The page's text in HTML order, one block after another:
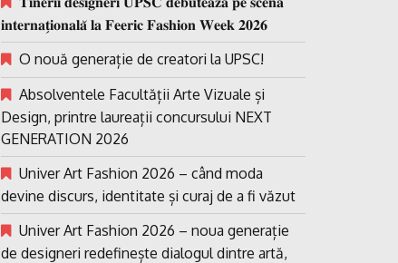
𝐢𝐧𝐭𝐞𝐫𝐧𝐚𝐭̗𝐢𝐨𝐧𝐚𝐥𝐚̆ 𝐥𝐚 𝐅𝐞𝐞𝐫𝐢𝐜 𝐅𝐚𝐬𝐡𝐢𝐨𝐧 𝐖𝐞𝐞𝐤 𝟐𝟎𝟐𝟔
O nouă generație de creatori la UPSC!
Absolventele Facultății Arte Vizuale și
Design, printre laureații concursului NEXT
GENERATION 2026
Univer Art Fashion 2026 – când moda
devine discurs, identitate și curaj de a fi văzut
Univer Art Fashion 2026 – noua generație
de designeri redefinește dialogul dintre artă,